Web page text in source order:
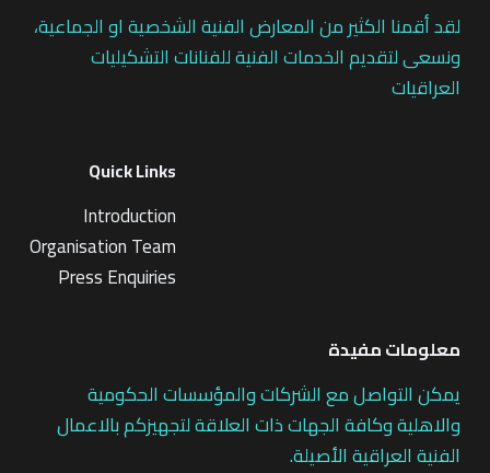
لقد أقمنا الكثير من المعارض الفنية الشخصية او الجماعية،
ونسعى لتقديم الخدمات الفنية للفنانات التشكيليات
العراقيات
Quick Links
Introduction
Organisation Team
Press Enquiries
معلومات مفيدة
يمكن التواصل مع الشركات والمؤسسات الحكومية
والاهلية وكافة الجهات ذات العلاقة لتجهيزكم بالاعمال
الفنية العراقية الأصيلة.